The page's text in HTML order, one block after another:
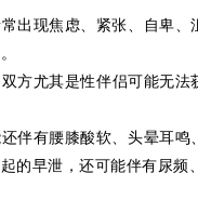
常出现焦虑、紧张、自卑
双方尤其是性伴侣可能无
还伴有腰膝酸软、头晕耳
的早泄，还可能伴有尿频